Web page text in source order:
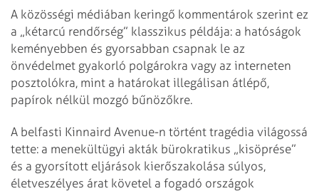
A közösségi médiában keringő kommentárok szerint ez
a „kétarcú rendőrség” klasszikus példája: a hatóságok
keményebben és gyorsabban csapnak le az
önvédelmet gyakorló polgárokra vagy az interneten
posztolókra, mint a határokat illegálisan átlépő,
papírok nélkül mozgó bűnözőkre.
A belfasti Kinnaird Avenue-n történt tragédia világossá
tette: a menekültügyi akták bürokratikus „kisöprése”
és a gyorsított eljárások kierőszakolása súlyos,
életveszélyes árat követel a fogadó országok